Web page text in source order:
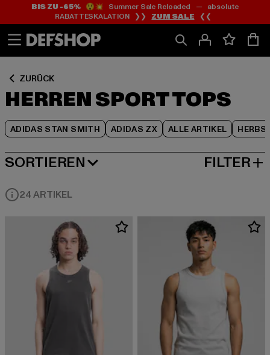
Zum
Inhalt
springen
Zum
Fußzeile
springen
BIS ZU -65%😲💥 Summer Sale Reloaded — absolute
RABATTESKALATION ❯❯ ZUM SALE ❮❮
ZURÜCK
HERREN SPORT TOPS
ADIDAS STAN SMITH ADIDAS ZX ALLE ARTIKEL
Zum
Produktraster
springen
SORTIEREN
BELIEBTESTE FILTER
24 ARTIKEL